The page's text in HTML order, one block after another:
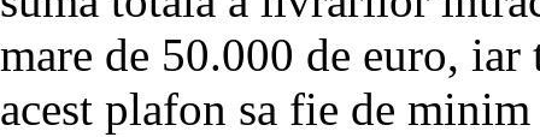
mare de 50.000 de euro,
acest plafon sa fie de